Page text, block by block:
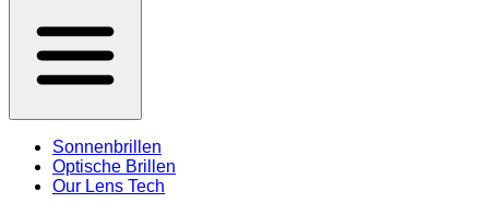
Sonnenbrillen
Optische Brillen
Our Lens Tech